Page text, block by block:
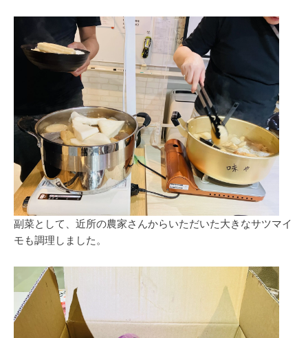
副菜として、近所の農家さんからいただいた大きなサツマイ
モも調理しました。